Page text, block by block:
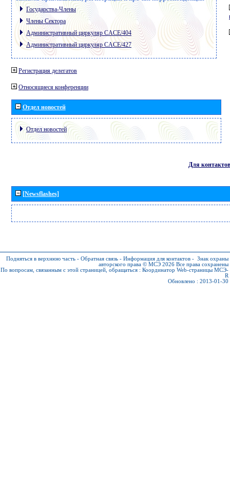
Государства-Члены
Члены Сектора
Административный циркуляр CACE/404
Административный циркуляр CACE/427
Регистрация делегатов
Относящиеся конференции
Отдел новостей
Отдел новостей
Для контактов
[Newsflashes]
Подняться в верхнюю часть - Обратная связь - Информация для контактов - Знак охраны
авторского права © МСЭ 2026 Все права сохранены
По вопросам, связанным с этой страницей, обращаться : Координатор Web-страницы МСЭ-
R
Обновлено : 2013-01-30